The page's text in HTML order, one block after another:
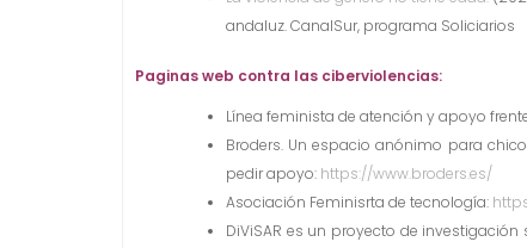
andaluz. CanalSur, programa Soliciarios
Paginas web contra las ciberviolencias:
Línea feminista de atención y apoyo
Broders. Un espacio anónimo para
pedir apoyo: https://www.broders.es/
Asociación Feminisrta de tecnología:
DiViSAR es un proyecto de